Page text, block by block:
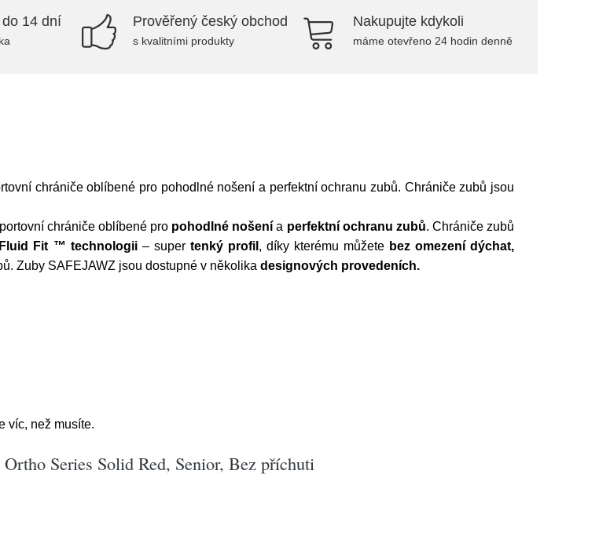
14 dní Prověřený český obchod
s kvalitními produkty
Nakupujte kdykoli
máme otevřeno 24 hodin denně
chrániče oblíbené pro pohodlné nošení a perfektní ochranu zubů. Chrániče zubů jsou
chrániče oblíbené pro pohodlné nošení a perfektní ochranu zubů. Chrániče zubů
Fluid Fit ™ technologii– super tenký profil , díky kterému můžete bez omezení dýchat,
Zuby SAFEJAWZ jsou dostupné v několika designových provedeních.
víc, než musíte.
Series Solid Red, Senior, Bez příchuti